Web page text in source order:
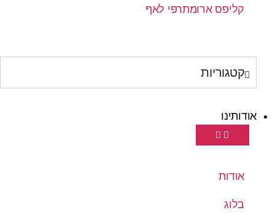
קליפס ארומתרפי לאף
קטגוריות
אודותינו
אודות
בלוג